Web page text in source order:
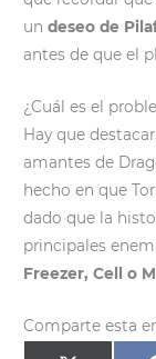
undeseo de
antes de que el
¿Cuál es el
Hay que
amantes de
hecho en que
dado que la
principales
Freezer, Cell o
Comparte esta